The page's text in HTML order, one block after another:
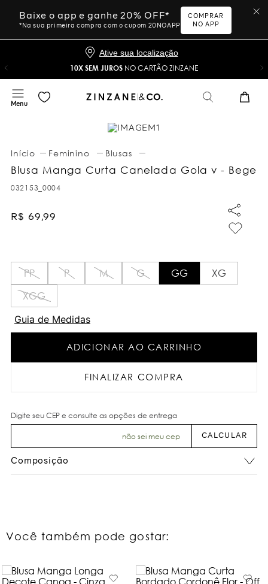
Baixe o app e ganhe 20% OFF*
*Na sua primeira compra com o cupom 20NOAPP
COMPRAR
NO APP
Ative sua localização
10X SEM JUROS NO CARTÃO ZINZANE
Feminino Blusas
Blusa Manga Curta Canelada Gola v - Bege
032153_0004
R$ 69,99
PP P M G GG
XG
XGG
Guia de Medidas
ADICIONAR AO CARRINHO
FINALIZAR COMPRA
não sei meu cep
Composição
Você também pode gostar: